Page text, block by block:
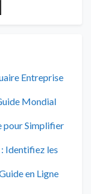
Entreprise
Mondial
pour Simplifier
: Identifiez les
en Ligne